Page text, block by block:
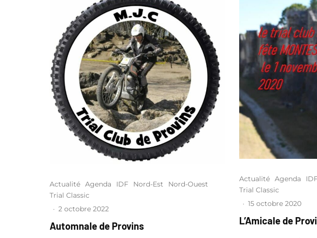
Actualité Agenda IDF Nord-Est
Nord-Ouest
Trial Classic
· 2 octobre 2022
Automnale de Provins
Actualité Agenda
Trial Classic
· 15 octobre 2020
L’Amicale de